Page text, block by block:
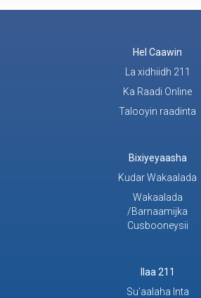
Hel Caawin
La xidhiidh 211
Ka Raadi Online
Talooyin raadinta
Bixiyeyaasha
Kudar Wakaalada
Wakaalada
/Barnaamijka
Cusbooneysii
Ilaa 211
Su'aalaha Inta